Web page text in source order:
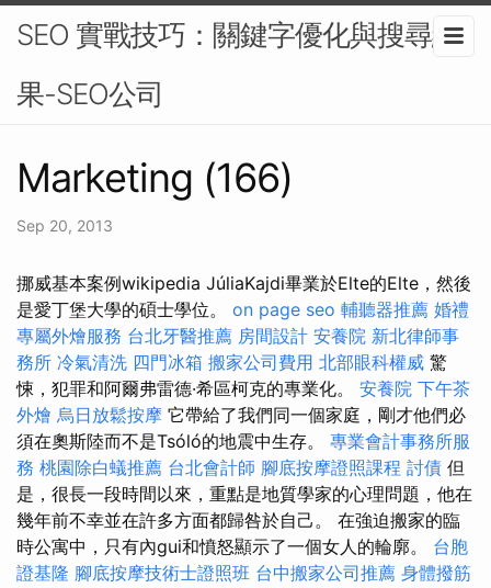
SEO 實戰技巧：關鍵字優化與搜尋結
果-SEO公司
Marketing (166)
Sep 20, 2013
挪威基本案例wikipedia JúliaKajdi畢業於Elte的Elte，然後
是愛丁堡大學的碩士學位。 on page seo 輔聽器推薦 婚禮
專屬外燴服務 台北牙醫推薦 房間設計 安養院 新北律師事
務所 冷氣清洗 四門冰箱 搬家公司費用 北部眼科權威 驚
悚，犯罪和阿爾弗雷德·希區柯克的專業化。 安養院 下午茶
外燴 烏日放鬆按摩 它帶給了我們同一個家庭，剛才他們必
須在奧斯陸而不是Tsóló的地震中生存。 專業會計事務所服
務 桃園除白蟻推薦 台北會計師 腳底按摩證照課程 討債 但
是，很長一段時間以來，重點是地質學家的心理問題，他在
幾年前不幸並在許多方面都歸咎於自己。 在強迫搬家的臨
時公寓中，只有內gui和憤怒顯示了一個女人的輪廓。 台胞
證基隆 腳底按摩技術士證照班 台中搬家公司推薦 身體撥筋